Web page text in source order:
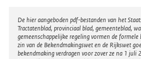
Disclaimer
De hier aangeboden pdf-bestanden van het
Tractatenblad, provinciaal blad, gemeenteblad,
gemeenschappelijke regeling vormen de
zin van de Bekendmakingswet en de Rijkswet
bekendmaking verdragen voor zover ze na 1 juli